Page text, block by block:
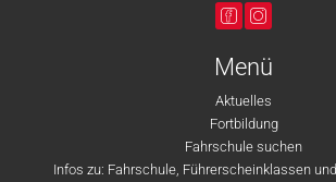
Menü
Aktuelles
Fortbildung
Fahrschule suchen
Infos zu: Fahrschule, Führerscheinklassen